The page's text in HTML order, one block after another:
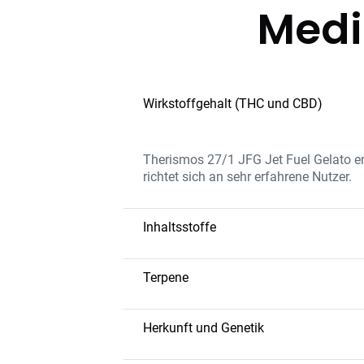
Wirkstoffgehalt (THC und CBD)
Therismos 27/1 JFG Jet Fuel Gelato
richtet sich an sehr erfahrene Nutzer.
Inhaltsstoffe
Die Blüten enthalten eine
Aroma und die starke Wirkung
Terpene
Caryophyllen– Würzig;
Myrcen– Erdiges Aroma;
Herkunft und Genetik
Jet Fuel Gelato ist eine Hybridsorte,